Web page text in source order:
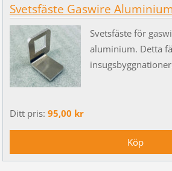
Svetsfäste Gaswire Aluminium
Svetsfäste för
aluminium. Detta
Ditt pris: 95,00 kr